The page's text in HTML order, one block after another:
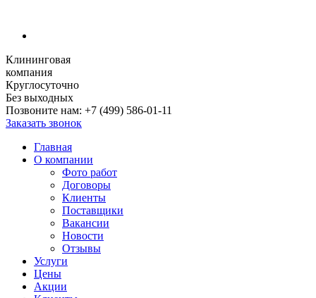
Клининговая
компания
Круглосуточно
Без выходных
Позвоните нам: +7 (499) 586-01-11
Заказать звонок
Главная
О компании
Фото работ
Договоры
Клиенты
Поставщики
Вакансии
Новости
Отзывы
Услуги
Цены
Акции